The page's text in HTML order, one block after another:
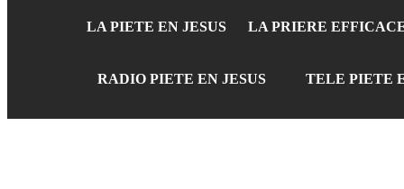
LA PIETE EN JESUS LA PRIERE
RADIO PIETE EN JESUS TELE PIETE